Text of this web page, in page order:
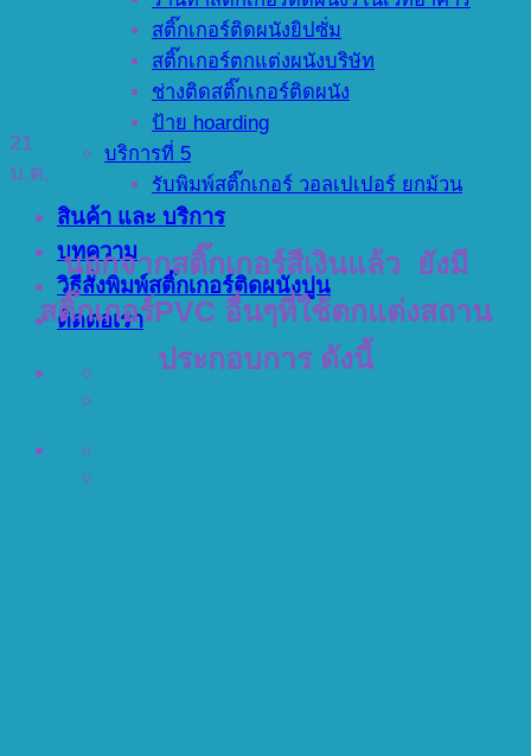
สติ๊กเกอร์ติดผนังยิปซั่ม
สติ๊กเกอร์ตกแต่งผนังบริษัท
ช่างติดสติ๊กเกอร์ติดผนัง
ป้าย hoarding
บริการที่ 5
รับพิมพ์สติ๊กเกอร์ วอลเปเปอร์ ยกม้วน
สินค้า และ บริการ
บทความ
วิธีสั่งพิมพ์สติ๊กเกอร์ติดผนังปูน
ติดต่อเรา
21
ม.ค.
นอกจากสติ๊กเกอร์สีเงินแล้ว ยังมี
สติ๊กเกอร์PVC อื่นๆที่ใช้ตกแต่งสถาน
ประกอบการ ดังนี้